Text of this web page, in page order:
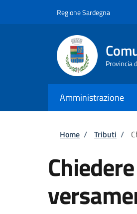
Regione Sardegna
Provincia
Amministrazione
Briciole
Home / Tributi /